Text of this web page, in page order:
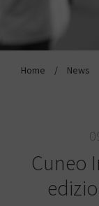
Home /
Cuneo